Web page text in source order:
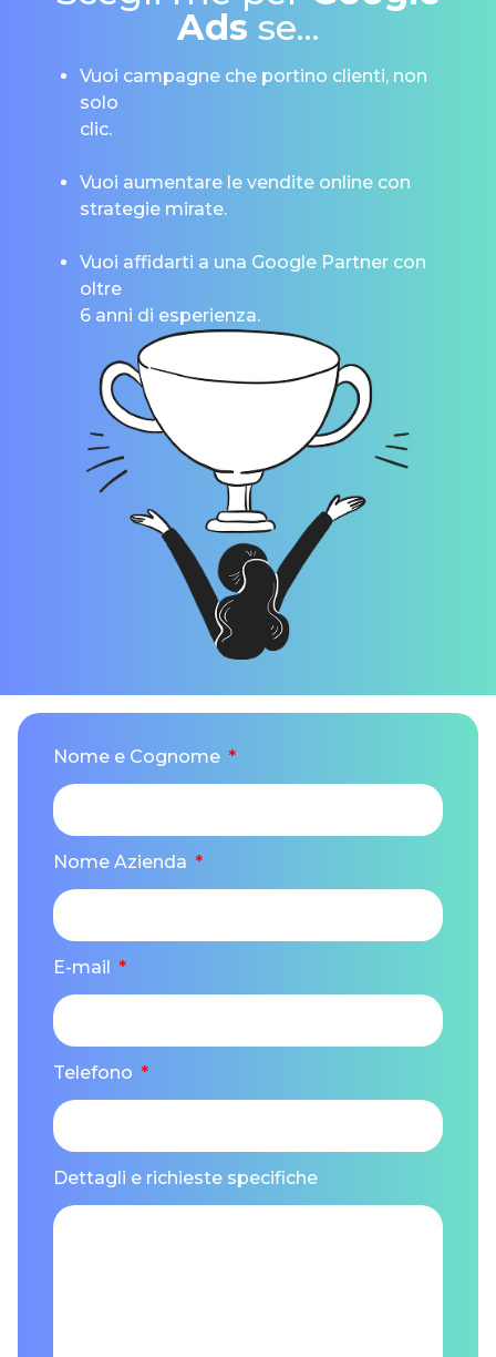
Ads se...
Vuoi campagne che portino clienti, non
solo
clic.
Vuoi aumentare le vendite online con
strategie mirate.
Vuoi affidarti a una Google Partner con
oltre
6 anni di esperienza.
Nome e Cognome
Nome Azienda
E-mail
Telefono
Dettagli e richieste specifiche